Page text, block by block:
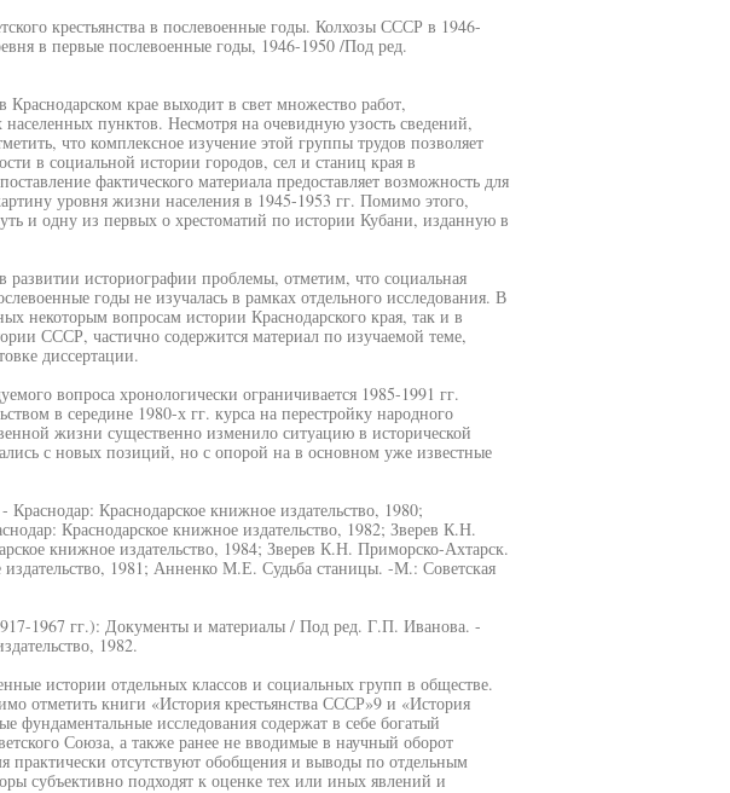
крестьянства в послевоенные годы. Колхозы СССР в 1946-
в первые послевоенные годы, 1946-1950 /Под ред.
крае выходит в свет множество работ,
пунктов. Несмотря на очевидную узость сведений,
что комплексное изучение этой группы трудов позволяет
в социальной истории городов, сел и станиц края в
фактического материала предоставляет возможность для
уровня жизни населения в 1945-1953 гг. Помимо этого,
и одну из первых о хрестоматий по истории Кубани, изданную в
развитии историографии проблемы, отметим, что социальная
годы не изучалась в рамках отдельного исследования. В
некоторым вопросам истории Краснодарского края, так и в
СССР, частично содержится материал по изучаемой теме,
диссертации.
вопроса хронологически ограничивается 1985-1991 гг.
в середине 1980-х гг. курса на перестройку народного
жизни существенно изменило ситуацию в исторической
с новых позиций, но с опорой на в основном уже известные
Краснодарское книжное издательство, 1980;
Краснодарское книжное издательство, 1982; Зверев К.Н.
книжное издательство, 1984; Зверев К.Н. Приморско-Ахтарск.
1981; Анненко М.Е. Судьба станицы. -М.: Советская
1967 гг.): Документы и материалы / Под ред. Г.П. Иванова. -
1982.
истории отдельных классов и социальных групп в обществе.
отметить книги «История крестьянства СССР»9 и «История
фундаментальные исследования содержат в себе богатый
Союза, а также ранее не вводимые в научный оборот
практически отсутствуют обобщения и выводы по отдельным
субъективно подходят к оценке тех или иных явлений и